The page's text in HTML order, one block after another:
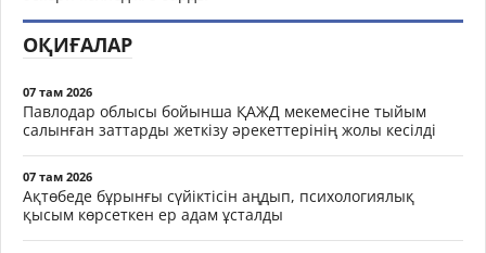
ОҚИҒАЛАР
07 там 2026
Павлодар облысы бойынша ҚАЖД мекемесіне тыйым
салынған заттарды жеткізу әрекеттерінің жолы кесілді
07 там 2026
Ақтөбеде бұрынғы сүйіктісін аңдып, психологиялық
қысым көрсеткен ер адам ұсталды